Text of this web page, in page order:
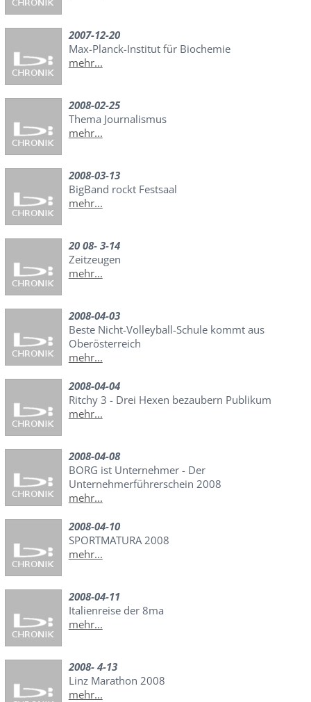
2007-12-20
Max-Planck-Institut für Biochemie
mehr...
2008-02-25
Thema Journalismus
mehr...
2008-03-13
BigBand rockt Festsaal
mehr...
20 08- 3-14
Zeitzeugen
mehr...
2008-04-03
Beste Nicht-Volleyball-Schule kommt aus
Oberösterreich
mehr...
2008-04-04
Ritchy 3 - Drei Hexen bezaubern Publikum
mehr...
2008-04-08
BORG ist Unternehmer - Der
Unternehmerführerschein 2008
mehr...
2008-04-10
SPORTMATURA 2008
mehr...
2008-04-11
Italienreise der 8ma
mehr...
2008- 4-13
Linz Marathon 2008
mehr...